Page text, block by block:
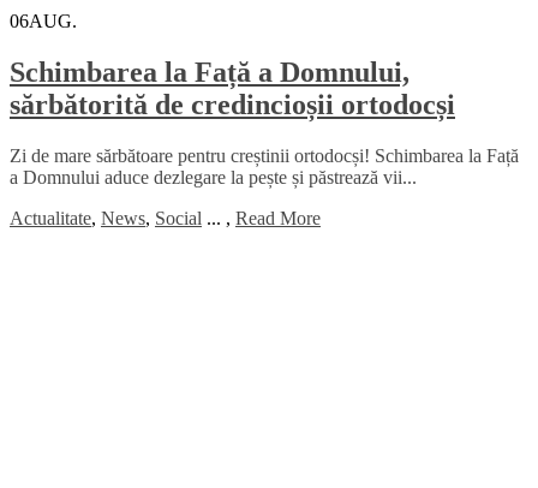
06AUG.
Schimbarea la Față a Domnului,
sărbătorită de credincioșii ortodocși
Zi de mare sărbătoare pentru creștinii ortodocși! Schimbarea la Față
a Domnului aduce dezlegare la pește și păstrează vii...
Actualitate, News, Social ... , Read More